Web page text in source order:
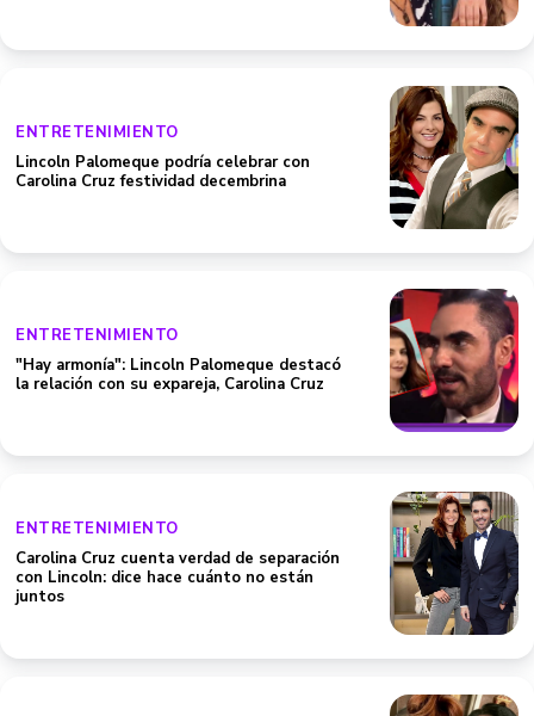
ENTRETENIMIENTO
Lincoln Palomeque podría celebrar con
Carolina Cruz festividad decembrina
ENTRETENIMIENTO
"Hay armonía": Lincoln Palomeque destacó
la relación con su expareja, Carolina Cruz
ENTRETENIMIENTO
Carolina Cruz cuenta verdad de separación
con Lincoln: dice hace cuánto no están
juntos